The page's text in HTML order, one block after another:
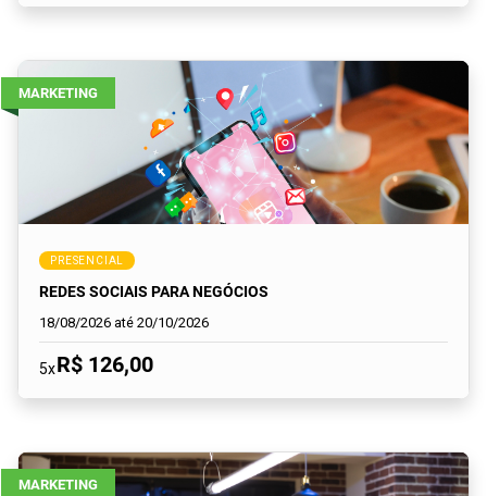
MARKETING
PRESENCIAL
REDES SOCIAIS PARA NEGÓCIOS
18/08/2026 até 20/10/2026
5xR$ 126,00
MARKETING